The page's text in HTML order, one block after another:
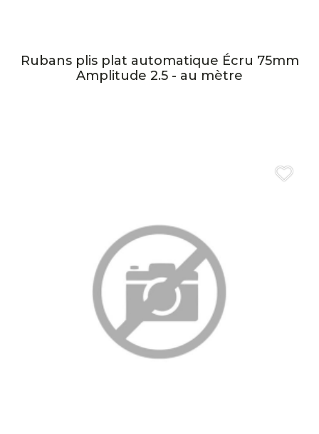
Rubans plis plat automatique Écru 75mm
Amplitude 2.5 - au mètre